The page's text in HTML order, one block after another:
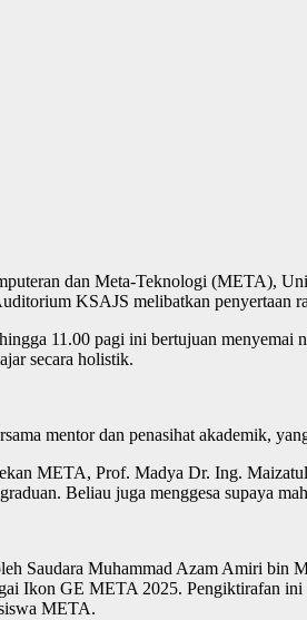
dan Meta-Teknologi (META),
KSAJS melibatkan penyertaan
11.00 pagi ini bertujuan
secara holistik.
mentor dan penasihat akademik,
META, Prof. Madya Dr. Ing.
Beliau juga menggesa supaya
Saudara Muhammad Azam Amiri
Ikon GE META 2025. Pengiktirafan
META.